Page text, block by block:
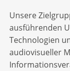
Unsere
ausführenden
Technologien
audiovisueller